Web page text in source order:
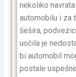
nekoliko
automobilu i za
šešira,
uočila je
bi automobil
postale